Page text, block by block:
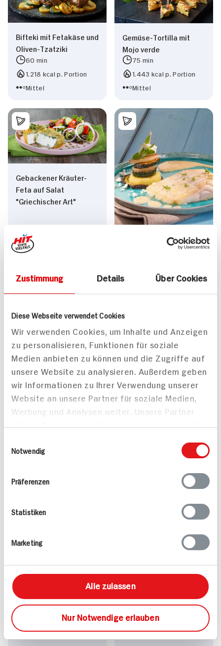
Zustimmung Details Über Cookies
Diese Webseite verwendet Cookies
Wir verwenden Cookies, um Inhalte und Anzeigen
zu personalisieren, Funktionen für soziale
Medien anbieten zu können und die Zugriffe auf
unsere Website zu analysieren. Außerdem geben
wir Informationen zu Ihrer Verwendung unserer
Website an unsere Partner für soziale Medien,
Werbung und Analysen weiter. Unsere Partner
bereitgestellt haben oder die sie im Rahmen
Notwendig
Präferenzen
Statistiken
Marketing
Alle zulassen
Nur Notwendige erlauben
Bifteki mit Fetakäse und
Oliven-Tzatziki
60 min
1.218 kcal p. Portion
Mittel
Gemüse-Tortilla mit
Mojo verde
75 min
1.443 kcal p. Portion
Mittel
Gebackener Kräuter-
Feta auf Salat
"Griechischer Art"
30 min
Vegetarisch
leichtem Mussaka
Schweinefilettschen
967 kcal p. Portion
Athener Reisauflauf für
931 kcal p. Portion
Rotbarschfilet auf
Himbeervinaigrette